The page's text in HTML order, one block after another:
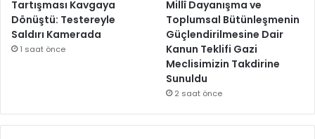
Tartışması Kavgaya
Dönüştü: Testereyle
Saldırı Kamerada
1 saat önce
Millî Dayanışma ve
Toplumsal Bütünleşmenin
Güçlendirilmesine Dair
Kanun Teklifi Gazi
Meclisimizin Takdirine
Sunuldu
2 saat önce